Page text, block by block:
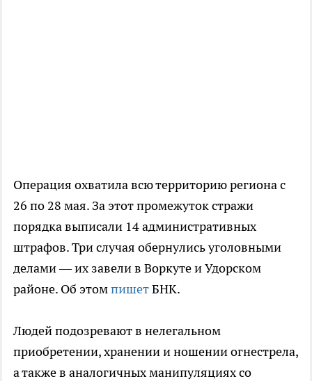
Операция охватила всю территорию региона с
26 по 28 мая. За этот промежуток стражи
порядка выписали 14 административных
штрафов. Три случая обернулись уголовными
делами — их завели в Воркуте и Удорском
районе. Об этомпишетБНК.
Людей подозревают в нелегальном
приобретении, хранении и ношении огнестрела,
а также в аналогичных манипуляциях со